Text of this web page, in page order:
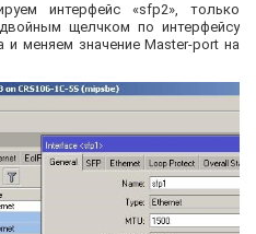
интерфейс «sfp2», только
щелчком по интерфейсу
меняем значение Master-port на